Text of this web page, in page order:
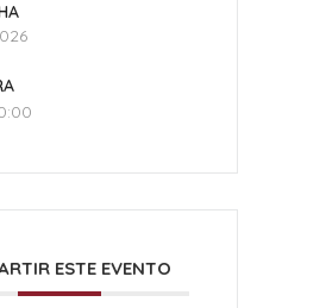
ESTE EVENTO